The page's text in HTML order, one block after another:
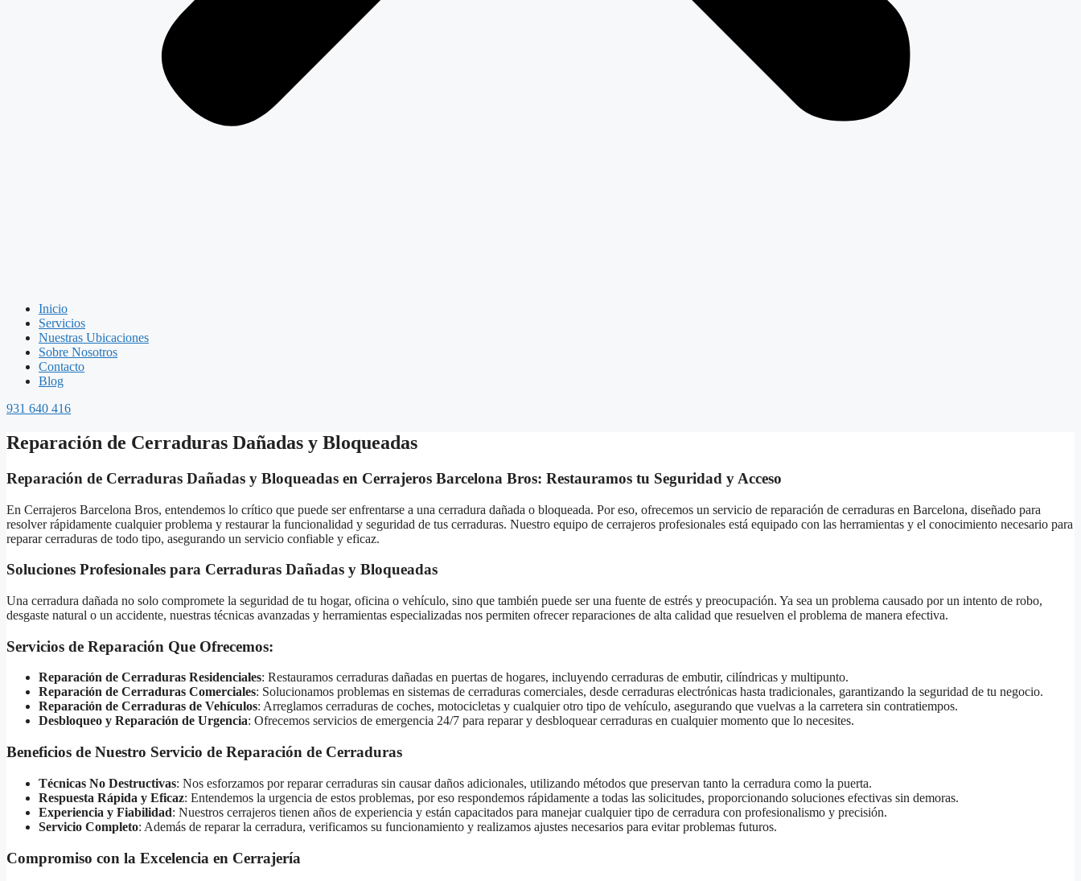
Inicio
Servicios
Nuestras Ubicaciones
Sobre Nosotros
Contacto
Blog
931 640 416
Reparación de Cerraduras Dañadas y Bloqueadas
Reparación de Cerraduras Dañadas y Bloqueadas en Cerrajeros Barcelona Bros: Restauramos tu Seguridad y Acceso
En Cerrajeros Barcelona Bros, entendemos lo crítico que puede ser enfrentarse a una cerradura dañada o bloqueada. Por eso, ofrecemos un servicio de reparación de cerraduras en Barcelona, diseñado para
resolver rápidamente cualquier problema y restaurar la funcionalidad y seguridad de tus cerraduras. Nuestro equipo de cerrajeros profesionales está equipado con las herramientas y el conocimiento necesario para
reparar cerraduras de todo tipo, asegurando un servicio confiable y eficaz.
Soluciones Profesionales para Cerraduras Dañadas y Bloqueadas
Una cerradura dañada no solo compromete la seguridad de tu hogar, oficina o vehículo, sino que también puede ser una fuente de estrés y preocupación. Ya sea un problema causado por un intento de robo,
desgaste natural o un accidente, nuestras técnicas avanzadas y herramientas especializadas nos permiten ofrecer reparaciones de alta calidad que resuelven el problema de manera efectiva.
Servicios de Reparación Que Ofrecemos:
Reparación de Cerraduras Residenciales: Restauramos cerraduras dañadas en puertas de hogares, incluyendo cerraduras de embutir, cilíndricas y multipunto.
Reparación de Cerraduras Comerciales: Solucionamos problemas en sistemas de cerraduras comerciales, desde cerraduras electrónicas hasta tradicionales, garantizando la seguridad de tu negocio.
Reparación de Cerraduras de Vehículos: Arreglamos cerraduras de coches, motocicletas y cualquier otro tipo de vehículo, asegurando que vuelvas a la carretera sin contratiempos.
Desbloqueo y Reparación de Urgencia: Ofrecemos servicios de emergencia 24/7 para reparar y desbloquear cerraduras en cualquier momento que lo necesites.
Beneficios de Nuestro Servicio de Reparación de Cerraduras
Técnicas No Destructivas: Nos esforzamos por reparar cerraduras sin causar daños adicionales, utilizando métodos que preservan tanto la cerradura como la puerta.
Respuesta Rápida y Eficaz: Entendemos la urgencia de estos problemas, por eso respondemos rápidamente a todas las solicitudes, proporcionando soluciones efectivas sin demoras.
Experiencia y Fiabilidad: Nuestros cerrajeros tienen años de experiencia y están capacitados para manejar cualquier tipo de cerradura con profesionalismo y precisión.
Servicio Completo: Además de reparar la cerradura, verificamos su funcionamiento y realizamos ajustes necesarios para evitar problemas futuros.
Compromiso con la Excelencia en Cerrajería